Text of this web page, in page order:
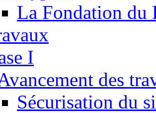
La Fondation du
I
des
Sécurisation du